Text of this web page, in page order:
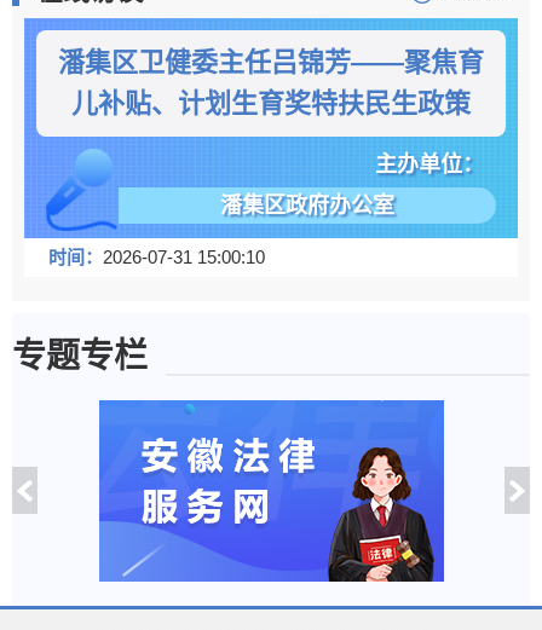
潘集区卫健委主任吕锦芳——聚焦育
儿补贴、计划生育奖特扶民生政策
主办单位：
潘集区政府办公室
时间： 2026-07-31 15:00:10
专题专栏